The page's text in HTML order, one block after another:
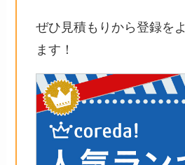
ぜひ見積もりから登録を
ます！